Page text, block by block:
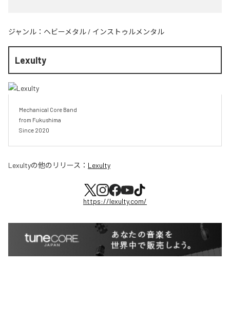
ジャンル： ヘビーメタル / インストゥルメンタル
Lexulty
Mechanical Core Band
from Fukushima
Since 2020
Lexultyの他のリリース： Lexulty
https://lexulty.com/